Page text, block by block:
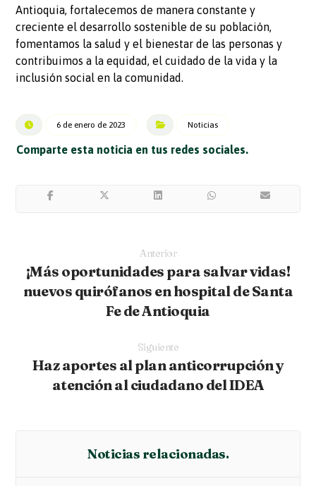
Antioquia, fortalecemos de manera constante y
creciente el desarrollo sostenible de su población,
fomentamos la salud y el bienestar de las personas y
contribuimos a la equidad, el cuidado de la vida y la
inclusión social en la comunidad.
6 de enero de 2023 Noticias
Anterior
¡Más oportunidades para salvar vidas!
nuevos quirófanos en hospital de Santa
Fe de Antioquia
Siguiente
Haz aportes al plan anticorrupción y
atención al ciudadano del IDEA
Noticias relacionadas.